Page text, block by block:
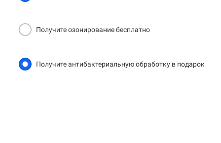
Получите озонирование бесплатно
Получите антибактериальную обработку в подарок